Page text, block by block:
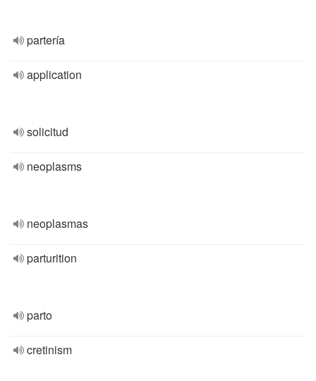
partería
application
solicitud
neoplasms
neoplasmas
parturition
parto
cretinism